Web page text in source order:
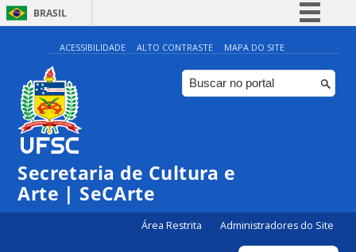
BRASIL
Simplifique!
Comunica BR
Participe
ACESSIBILIDADE ALTO CONTRASTE MAPA DO SITE
Secretaria de Cultura e
Arte | SeCArte
Área Restrita Administradores do Site
0:00
1:00